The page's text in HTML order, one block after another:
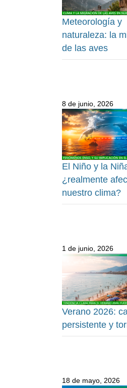
Meteorología y
naturaleza: la
de las aves
8 de junio, 2026
El Niño y la
¿realmente
nuestro clima?
1 de junio, 2026
Verano 2026:
persistente y
18 de mayo, 2026